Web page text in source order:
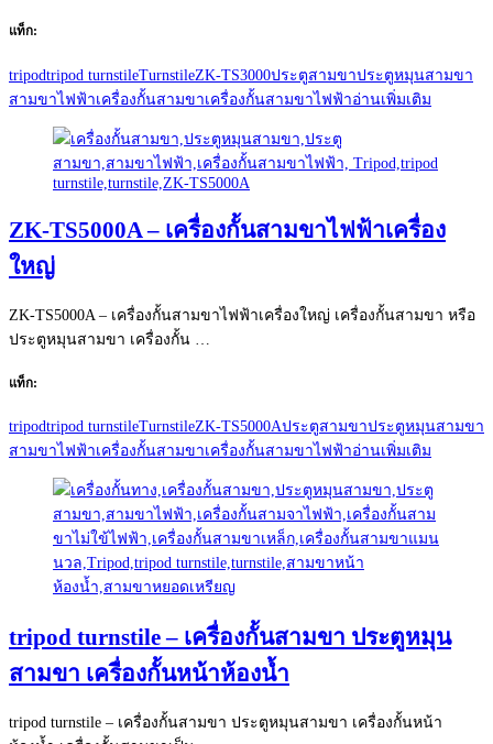
แท็ก:
tripodtripod turnstileTurnstileZK-TS3000ประตูสามขาประตูหมุนสามขา
สามขาไฟฟ้าเครื่องกั้นสามขาเครื่องกั้นสามขาไฟฟ้าอ่านเพิ่มเติม
ZK-TS5000A – เครื่องกั้นสามขาไฟฟ้าเครื่อง
ใหญ่
ZK-TS5000A – เครื่องกั้นสามขาไฟฟ้าเครื่องใหญ่ เครื่องกั้นสามขา หรือ
ประตูหมุนสามขา เครื่องกั้น …
แท็ก:
tripodtripod turnstileTurnstileZK-TS5000Aประตูสามขาประตูหมุนสามขา
สามขาไฟฟ้าเครื่องกั้นสามขาเครื่องกั้นสามขาไฟฟ้าอ่านเพิ่มเติม
tripod turnstile – เครื่องกั้นสามขา ประตูหมุน
สามขา เครื่องกั้นหน้าห้องน้ำ
tripod turnstile – เครื่องกั้นสามขา ประตูหมุนสามขา เครื่องกั้นหน้า